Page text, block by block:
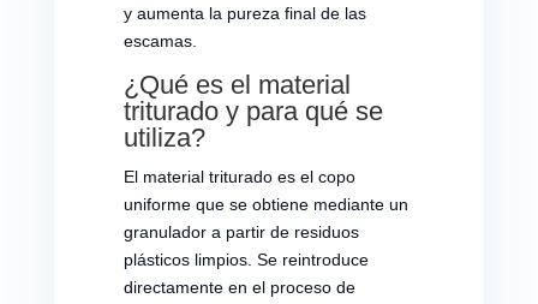
y aumenta la pureza final de las
escamas.
¿Qué es el material
triturado y para qué se
utiliza?
El material triturado es el copo
uniforme que se obtiene mediante un
granulador a partir de residuos
plásticos limpios. Se reintroduce
directamente en el proceso de